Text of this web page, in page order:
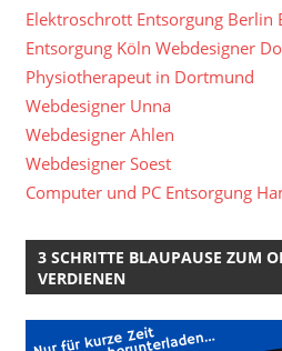
Elektroschrott Entsorgung Berlin
Entsorgung Köln Webdesigner
Physiotherapeut in Dortmund
Webdesigner Unna
Webdesigner Ahlen
Webdesigner Soest
Computer und PC Entsorgung
3 SCHRITTE BLAUPAUSE ZUM
VERDIENEN